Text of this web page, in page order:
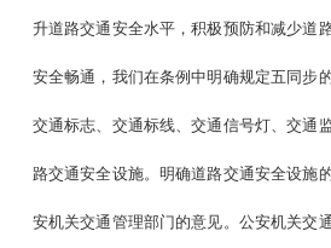
升道路交通安全水平，积极预防和减少道
安全畅通，我们在条例中明确规定五同步
交通标志、交通标线、交通信号灯、交通
路交通安全设施。明确道路交通安全设施
安机关交通管理部门的意见。公安机关交